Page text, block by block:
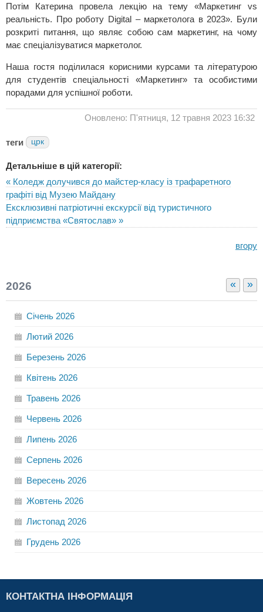
Потім Катерина провела лекцію на тему «Маркетинг vs
реальність. Про роботу Digital – маркетолога в 2023». Були
розкриті питання, що являє собою сам маркетинг, на чому
має спеціалізуватися маркетолог.
Наша гостя поділилася корисними курсами та літературою
для студентів спеціальності «Маркетинг» та особистими
порадами для успішної роботи.
Оновлено: П'ятниця, 12 травня 2023 16:32
теги црк
Детальніше в цій категорії:
« Коледж долучився до майстер-класу із трафаретного
графіті від Музею Майдану
Ексклюзивні патріотичні екскурсії від туристичного
підприємства «Святослав» »
вгору
« »
2026
Січень 2026
Лютий 2026
Березень 2026
Квітень 2026
Травень 2026
Червень 2026
Липень 2026
Серпень 2026
Вересень 2026
Жовтень 2026
Листопад 2026
Грудень 2026
КОНТАКТНА ІНФОРМАЦІЯ